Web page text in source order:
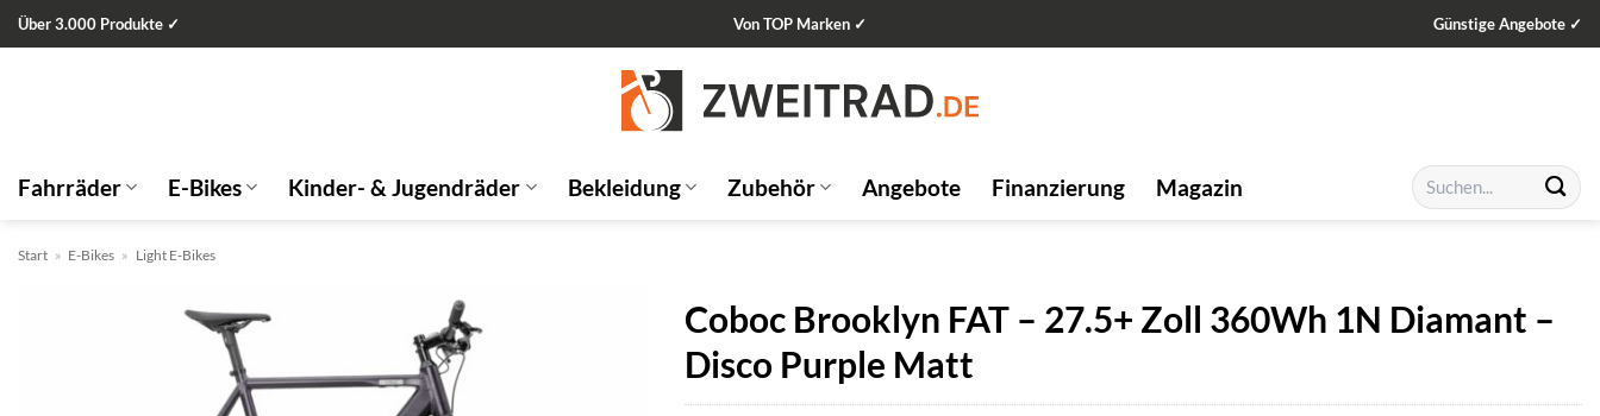
Zum
Inhalt
Über 3.000 Produkte ✓ Von TOP Marken ✓ Günstige Angebote ✓
Fahrräder E-Bikes Kinder- & Jugendräder Bekleidung Zubehör Angebote Finanzierung Magazin
Suchen
nach:
Start » E-Bikes » Light E-Bikes
Coboc Brooklyn FAT – 27.5+ Zoll 360Wh 1N Diamant –
Disco Purple Matt